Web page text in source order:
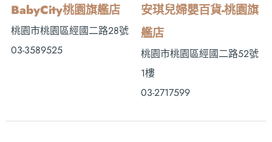
BabyCity桃園旗艦店
桃園市桃園區經國二路28號
03-3589525
安琪兒婦嬰百貨-桃園旗
艦店
桃園市桃園區經國二路52號
1樓
03-2717599